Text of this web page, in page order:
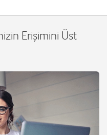
Erişimini Üst